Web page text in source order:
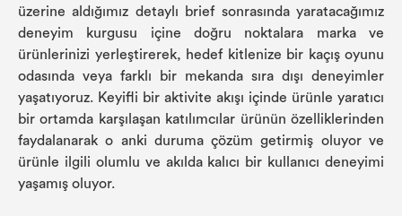
üzerine aldığımız detaylı brief sonrasında yaratacağımız
deneyim kurgusu içine doğru noktalara marka ve
ürünlerinizi yerleştirerek, hedef kitlenize bir kaçış oyunu
odasında veya farklı bir mekanda sıra dışı deneyimler
yaşatıyoruz. Keyifli bir aktivite akışı içinde ürünle yaratıcı
bir ortamda karşılaşan katılımcılar ürünün özelliklerinden
faydalanarak o anki duruma çözüm getirmiş oluyor ve
ürünle ilgili olumlu ve akılda kalıcı bir kullanıcı deneyimi
yaşamış oluyor.